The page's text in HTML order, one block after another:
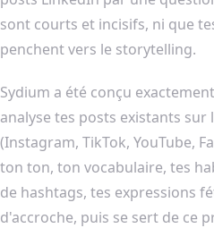
sont courts et incisifs, ni que
penchent vers le storytelling.
Sydium a été conçu
analyse tes posts existants
(Instagram, TikTok, YouTube,
ton ton, ton vocabulaire, tes
de hashtags, tes expressions
d'accroche, puis se sert de ce